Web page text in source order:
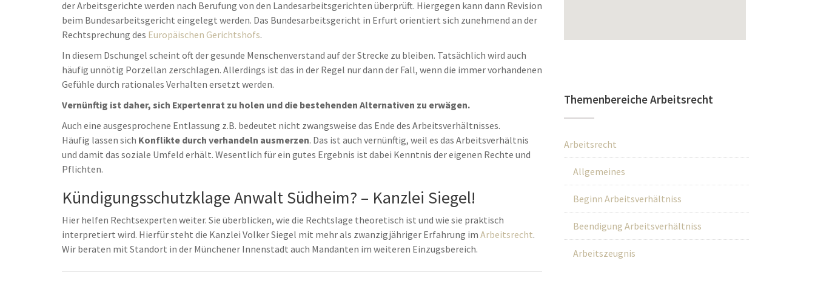
der Arbeitsgerichte werden nach Berufung von den Landesarbeitsgerichten überprüft. Hiergegen kann dann Revision
beim Bundesarbeitsgericht eingelegt werden. Das Bundesarbeitsgericht in Erfurt orientiert sich zunehmend an der
Rechtsprechung des Europäischen Gerichtshofs.
In diesem Dschungel scheint oft der gesunde Menschenverstand auf der Strecke zu bleiben. Tatsächlich wird auch
häufig unnötig Porzellan zerschlagen. Allerdings ist das in der Regel nur dann der Fall, wenn die immer vorhandenen
Gefühle durch rationales Verhalten ersetzt werden.
Vernünftig ist daher, sich Expertenrat zu holen und die bestehenden Alternativen zu erwägen.
Auch eine ausgesprochene Entlassung z.B. bedeutet nicht zwangsweise das Ende des Arbeitsverhältnisses.
Häufig lassen sich Konflikte durch verhandeln ausmerzen. Das ist auch vernünftig, weil es das Arbeitsverhältnis
und damit das soziale Umfeld erhält. Wesentlich für ein gutes Ergebnis ist dabei Kenntnis der eigenen Rechte und
Pflichten.
Kündigungsschutzklage Anwalt Südheim? – Kanzlei Siegel!
Hier helfen Rechtsexperten weiter. Sie überblicken, wie die Rechtslage theoretisch ist und wie sie praktisch
interpretiert wird. Hierfür steht die Kanzlei Volker Siegel mit mehr als zwanzigjähriger Erfahrung im Arbeitsrecht.
Wir beraten mit Standort in der Münchener Innenstadt auch Mandanten im weiteren Einzugsbereich.
Themenbereiche Arbeitsrecht
Arbeitsrecht
Allgemeines
Beginn Arbeitsverhältniss
Beendigung Arbeitsverhältniss
Arbeitszeugnis